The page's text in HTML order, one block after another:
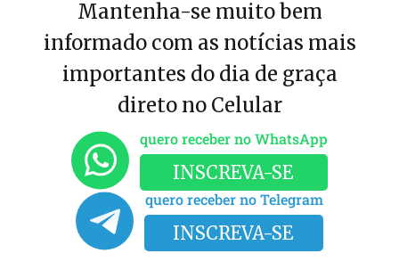
Mantenha-se muito bem
informado com as notícias mais
importantes do dia de graça
direto no Celular
quero receber no WhatsApp
INSCREVA-SE
quero receber no Telegram
INSCREVA-SE